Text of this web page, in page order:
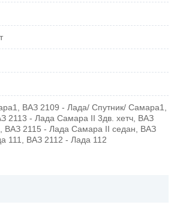
ВАЗ 2109 - Лада/ Спутник/ Самара1,
2113 - Лада Самара II 3дв. хетч, ВАЗ
ВАЗ 2115 - Лада Самара II седан, ВАЗ
111, ВАЗ 2112 - Лада 112